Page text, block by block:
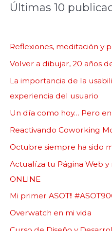
Últimas 10
Reflexiones, meditación y
Volver a dibujar, 20 años
La importancia de la
experiencia del usuario
Un día como hoy… Pero
Reactivando Coworking
Octubre siempre ha sido
Actualíza tu Página Web
ONLINE
Mi primer ASOT!!
Overwatch en mi vida